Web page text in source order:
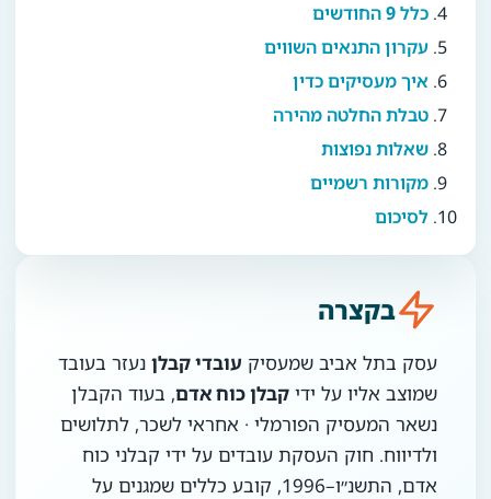
כלל 9 החודשים
עקרון התנאים השווים
איך מעסיקים כדין
טבלת החלטה מהירה
שאלות נפוצות
מקורות רשמיים
לסיכום
בקצרה
עסק בתל אביב שמעסיק עובדי קבלן נעזר בעובד
שמוצב אליו על ידי קבלן כוח אדם, בעוד הקבלן
נשאר המעסיק הפורמלי · אחראי לשכר, לתלושים
ולדיווח. חוק העסקת עובדים על ידי קבלני כוח
אדם, התשנ״ו–1996, קובע כללים שמגנים על